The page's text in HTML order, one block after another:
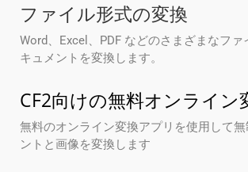
ファイル形式の変換
Word、Excel、PDF などのさまざまなファ
キュメントを変換します。
CF2向けの無料オンライン
無料のオンライン変換アプリを使用して
ントと画像を変換します